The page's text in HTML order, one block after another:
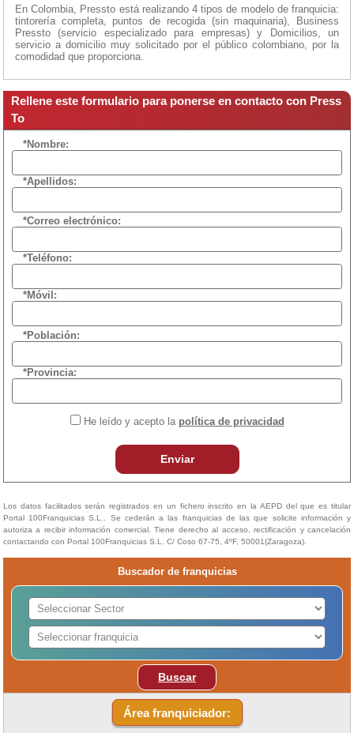
En Colombia, Pressto está realizando 4 tipos de modelo de franquicia:
tintorería completa, puntos de recogida (sin maquinaria), Business
Pressto (servicio especializado para empresas) y Domicilios, un
servicio a domicilio muy solicitado por el público colombiano, por la
comodidad que proporciona.
Rellene este formulario para ponerse en contacto con Press
To
*Nombre:
*Apellidos:
*Correo electrónico:
*Teléfono:
*Móvil:
*Población:
*Provincia:
He leído y acepto la política de privacidad
Enviar
Los datos facilitados serán registrados en un fichero inscrito en la AEPD del que es titular
Portal 100Franquicias S.L.. Se cederán a las franquicias de las que solicite información y
autoriza a recibir información comercial. Tiene derecho al acceso, rectificación y cancelación
contactando con Portal 100Franquicias S.L. C/ Coso 67-75, 4ºF, 50001(Zaragoza).
Buscador de franquicias
Buscar
Área franquiciador: